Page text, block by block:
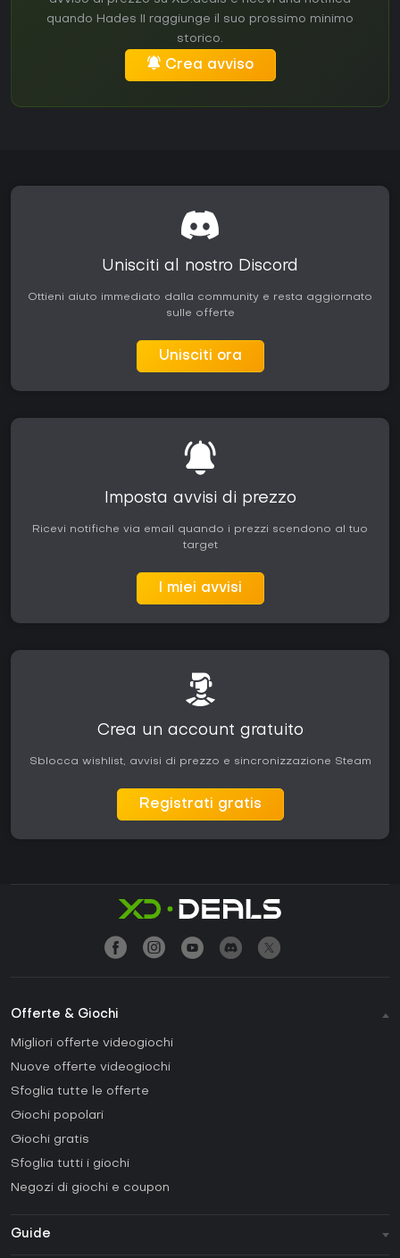
quando Hades II raggiunge il suo prossimo minimo
storico.
Crea avviso
Unisciti al nostro Discord
Ottieni aiuto immediato dalla community e resta aggiornato
sulle offerte
Unisciti ora
Imposta avvisi di prezzo
Ricevi notifiche via email quando i prezzi scendono al tuo
target
I miei avvisi
Crea un account gratuito
Sblocca wishlist, avvisi di prezzo e sincronizzazione Steam
Registrati gratis
Offerte & Giochi
Migliori offerte videogiochi
Nuove offerte videogiochi
Sfoglia tutte le offerte
Giochi popolari
Giochi gratis
Sfoglia tutti i giochi
Negozi di giochi e coupon
Guide